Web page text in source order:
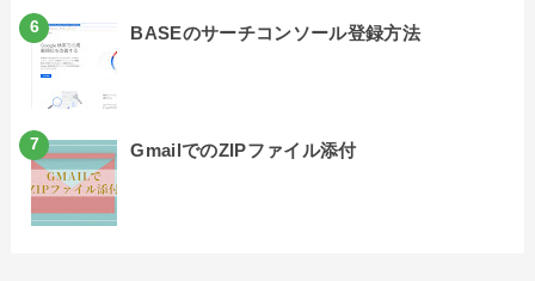
BASEのサーチコンソール登録方法
GmailでのZIPファイル添付